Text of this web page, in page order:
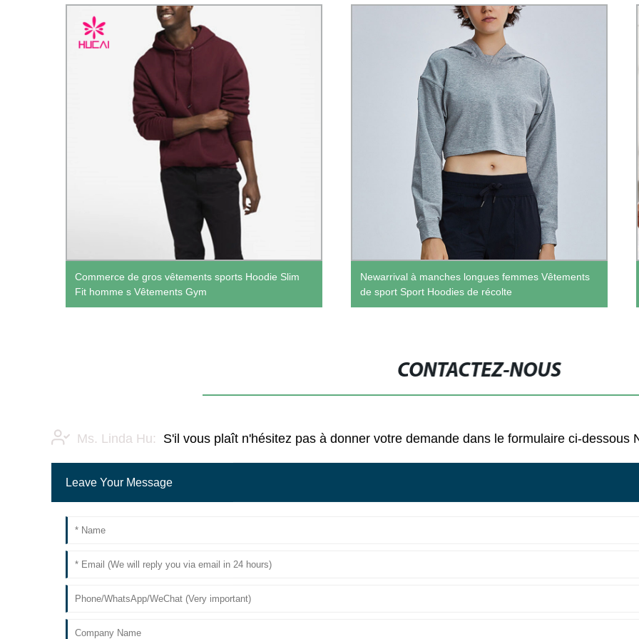
Commerce de gros vêtements sports Hoodie Slim
Fit homme s Vêtements Gym
Newarrival à manches longues femmes Vêtements
de sport Sport Hoodies de récolte
CONTACTEZ-NOUS
Ms. Linda Hu: S'il vous plaît n'hésitez pas à donner votre demande dans le formulaire ci-dessous